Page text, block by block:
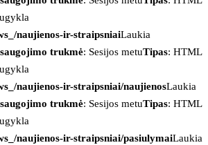
naujienos-ir-straipsniaiLaukia
trukmė: Sesijos metuTipas: HTML
naujienos-ir-straipsniai/naujienosLaukia
trukmė: Sesijos metuTipas: HTML
naujienos-ir-straipsniai/pasiulymaiLaukia